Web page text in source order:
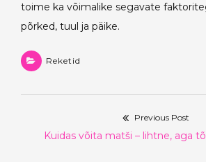
toime ka võimalike segavate
põrked, tuul ja päike.
Reketid
Navigeerimine Previous Post
Previous
Kuidas võita matši – lihtne, aga